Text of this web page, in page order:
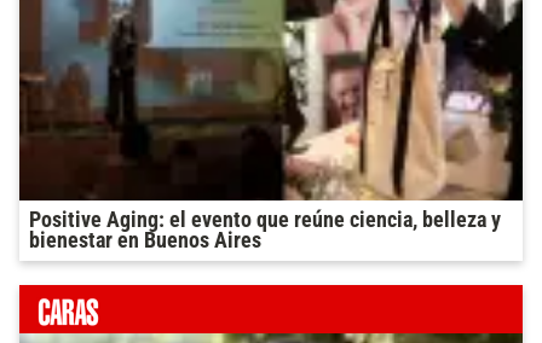
Positive Aging: el evento que reúne ciencia, belleza y
bienestar en Buenos Aires